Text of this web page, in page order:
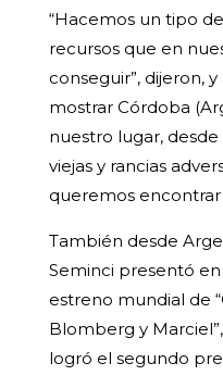
“Hacemos un tipo
recursos que en
conseguir”, dijeron,
mostrar Córdoba
nuestro lugar,
viejas y rancias
queremos encontrar
También desde
Seminci presentó
estreno mundial de
Blomberg y
logró el segundo